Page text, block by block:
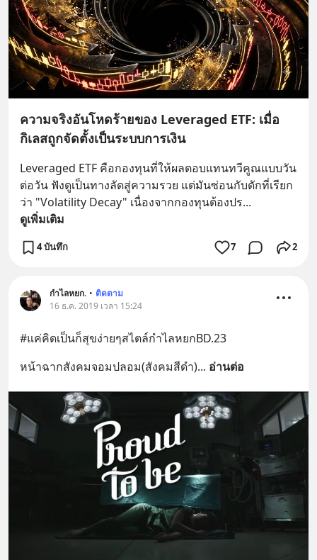
ความจริงอันโหดร้ายของ Leveraged ETF: เมื่อ
กิเลสถูกจัดตั้งเป็นระบบการเงิน
Leveraged ETF คือกองทุนที่ให้ผลตอบแทนทวีคูณแบบวัน
ต่อวัน ฟังดูเป็นทางลัดสู่ความรวย แต่มันซ่อนกับดักที่เรียก
ว่า "Volatility Decay" เนื่องจากกองทุนต้องปร...
ดูเพิ่มเติม
4 บันทึก 7 2
กำไลหยก. • ติดตาม
16 ธ.ค. 2019 เวลา 15:24
#แค่คิดเป็นก็สุขง่ายๆสไตล์กำไลหยกBD.23
หน้าฉากสังคมจอมปลอม(สังคมสีดำ)... อ่านต่อ